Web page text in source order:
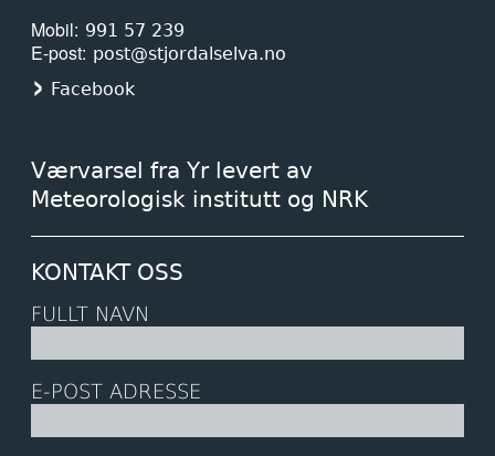
Mobil
991 57 239
E-post post@stjordalselva.no
Facebook
Værvarsel fra Yr levert av
Meteorologisk institutt og NRK
KONTAKT OSS
FULLT NAVN
E-POST ADRESSE